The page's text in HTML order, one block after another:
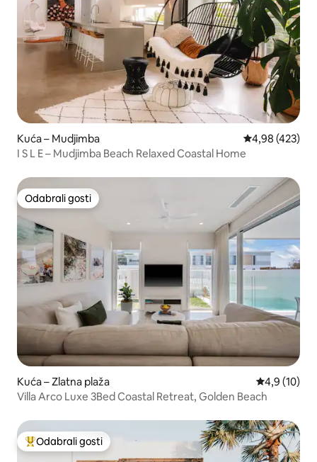
Kuća – Mudjimba Prosječna
4,98 (423)
I S L E – Mudjimba Beach Relaxed Coastal Home
Odabrali gosti
Odabrali gosti
Kuća – Zlatna plaža Prosječna
4,9 (10)
Villa Arco Luxe 3Bed Coastal Retreat, Golden Beach
Među najviše rangiranima s oznakom „Odabrali gosti”
Odabrali gosti